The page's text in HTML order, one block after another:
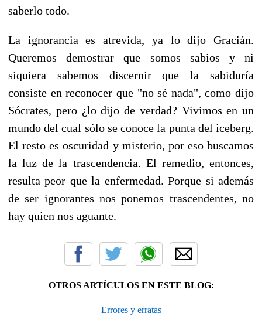
saberlo todo.
La ignorancia es atrevida, ya lo dijo Gracián.
Queremos demostrar que somos sabios y ni
siquiera sabemos discernir que la sabiduría
consiste en reconocer que "no sé nada", como dijo
Sócrates, pero ¿lo dijo de verdad? Vivimos en un
mundo del cual sólo se conoce la punta del iceberg.
El resto es oscuridad y misterio, por eso buscamos
la luz de la trascendencia. El remedio, entonces,
resulta peor que la enfermedad. Porque si además
de ser ignorantes nos ponemos trascendentes, no
hay quien nos aguante.
OTROS ARTÍCULOS EN ESTE BLOG:
Errores y erratas